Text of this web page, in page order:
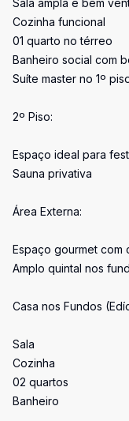
Sala ampla e bem
Cozinha funcional
01 quarto no térreo
Banheiro social com
Suíte master no 1º
2º Piso:
Espaço ideal para
Sauna privativa
Área Externa:
Espaço gourmet com
Amplo quintal nos
Casa nos Fundos
Sala
Cozinha
02 quartos
Banheiro